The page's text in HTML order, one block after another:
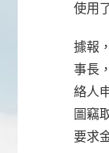
使用
據報
事長
絡人
圖竊
要求